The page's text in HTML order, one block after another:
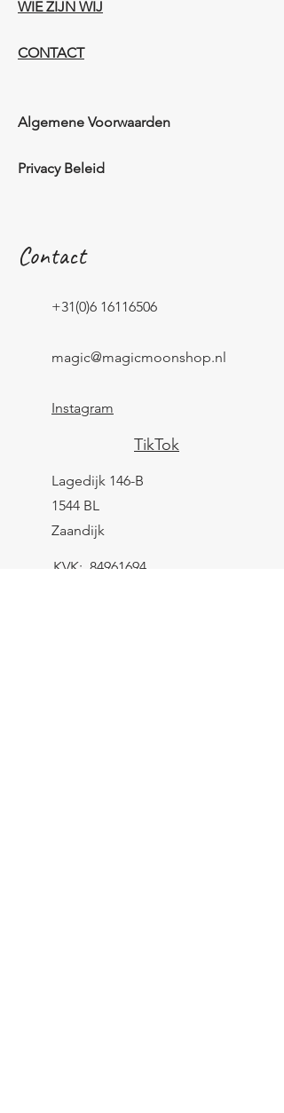
WIE ZIJN WIJ​​
CONTACT
Algemene Voorwaarden
Privacy Beleid
Contact
+31(0)6 16116506
magic@magicmoonshop.nl
Instagram
TikTok
Lagedijk 146-B
1544 BL
Zaandijk
KVK: 84961694